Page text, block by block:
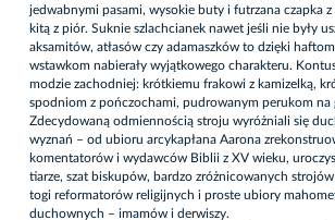
jedwabnymi pasami, wysokie buty i futrzana czapka z
kitą z piór. Suknie szlachcianek nawet jeśli nie były
aksamitów, atłasów czy adamaszków to dzięki
wstawkom nabierały wyjątkowego charakteru.
modzie zachodniej: krótkiemu frakowi z kamizelką,
spodniom z pończochami, pudrowanym perukom na
Zdecydowaną odmiennością stroju wyróżniali się
wyznań – od ubioru arcykapłana Aarona
komentatorów i wydawców Biblii z XV wieku,
tiarze, szat biskupów, bardzo zróżnicowanych
togi reformatorów religijnych i proste ubiory
duchownych – imamów i derwiszy.